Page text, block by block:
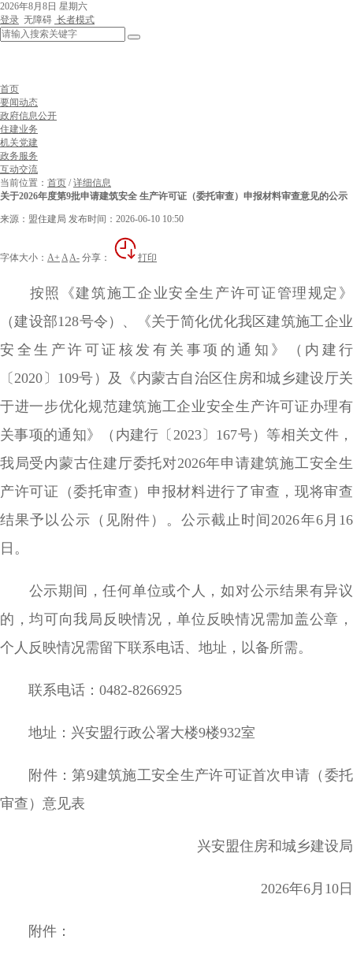
2026年8月8日 星期六
登录 无障碍 长者模式
首页
要闻动态
政府信息公开
住建业务
机关党建
政务服务
互动交流
当前位置： 首页 /详细信息
关于2026年度第9批申请建筑安全 生产许可证（委托审查）申报材料审查意见的公示
来源：盟住建局 发布时间：2026-06-10 10:50
字体大小： A+ AA- 分享： 打印
按照《建筑施工企业安全生产许可证管理规定》
（建设部128号令）、《关于简化优化我区建筑施工企业
安全生产许可证核发有关事项的通知》（内建行
〔2020〕109号）及《内蒙古自治区住房和城乡建设厅关
于进一步优化规范建筑施工企业安全生产许可证办理有
关事项的通知》（内建行〔2023〕167号）等相关文件，
我局受内蒙古住建厅委托对2026年申请建筑施工安全生
产许可证（委托审查）申报材料进行了审查，现将审查
结果予以公示（见附件）。公示截止时间2026年6月16
日。
公示期间，任何单位或个人，如对公示结果有异议
的，均可向我局反映情况，单位反映情况需加盖公章，
个人反映情况需留下联系电话、地址，以备所需。
联系电话：0482-8266925
地址：兴安盟行政公署大楼9楼932室
附件：第9建筑施工安全生产许可证首次申请（委托
审查）意见表
兴安盟住房和城乡建设局
2026年6月10日
附件：